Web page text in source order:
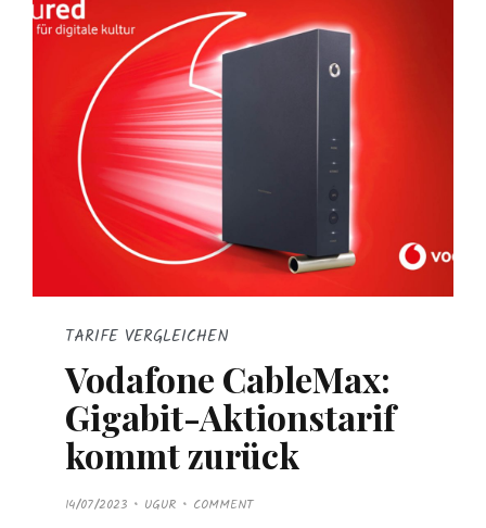
TARIFE VERGLEICHEN
Vodafone CableMax:
Gigabit-Aktionstarif
kommt zurück
P
O
14/07/2023 UGUR COMMENT